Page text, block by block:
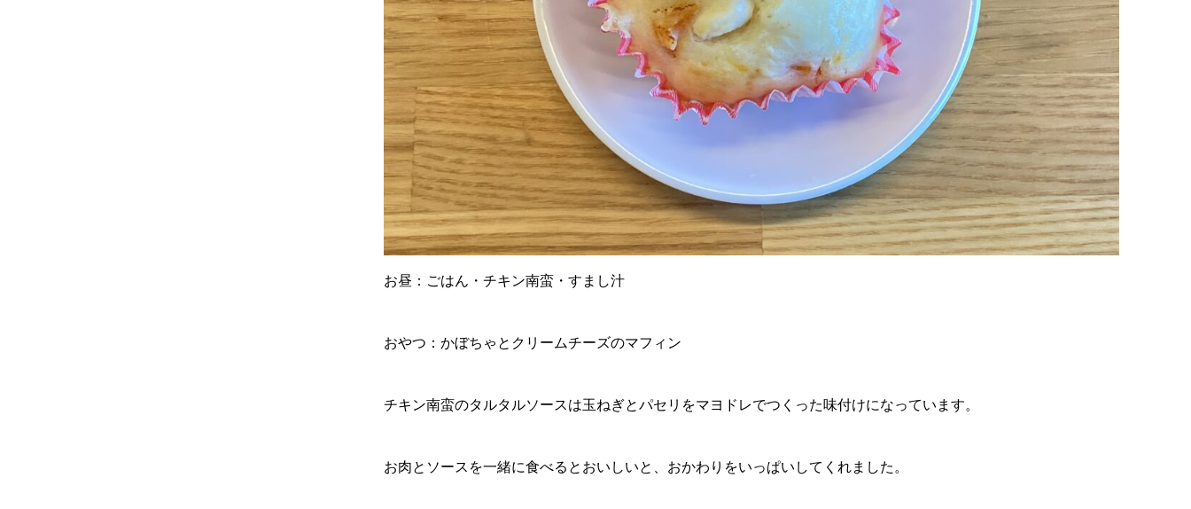
お昼：ごはん・チキン南蛮・すまし汁
おやつ：かぼちゃとクリームチーズのマフィン
チキン南蛮のタルタルソースは玉ねぎとパセリをマヨドレでつくった味付けになっています。
お肉とソースを一緒に食べるとおいしいと、おかわりをいっぱいしてくれました。